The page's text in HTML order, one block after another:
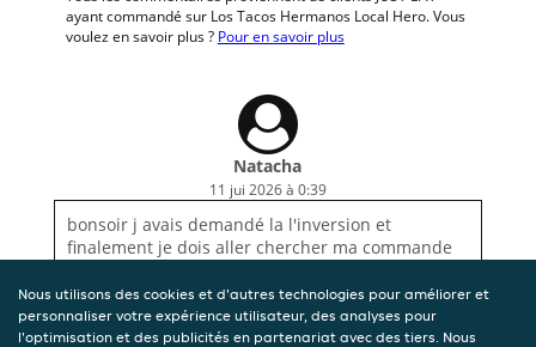
ayant commandé sur Los Tacos Hermanos Local Hero. Vous
voulez en savoir plus ? Pour en savoir plus
Natacha
11 jui 2026 à 0:39
bonsoir j avais demandé la l'inversion et
finalement je dois aller chercher ma commande
coup j aimerai être remboursée merci de votre
compréhension
Nous utilisons des cookies et d'autres technologies pour améliorer et
personnaliser votre expérience utilisateur, des analyses pour
l'optimisation et des publicités en partenariat avec des tiers. Nous